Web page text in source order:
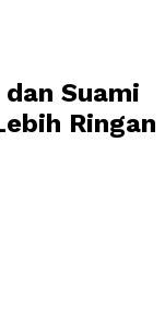
Suami
Ringan